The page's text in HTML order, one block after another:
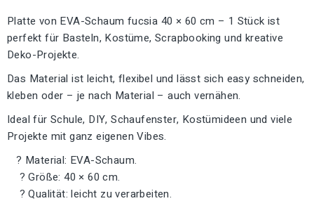
Platte von EVA-Schaum fucsia 40 × 60 cm – 1 Stück ist
perfekt für Basteln, Kostüme, Scrapbooking und kreative
Deko-Projekte.
Das Material ist leicht, flexibel und lässt sich easy schneiden,
kleben oder – je nach Material – auch vernähen.
Ideal für Schule, DIY, Schaufenster, Kostümideen und viele
Projekte mit ganz eigenen Vibes.
? Material: EVA-Schaum.
? Größe: 40 × 60 cm.
? Qualität: leicht zu verarbeiten.